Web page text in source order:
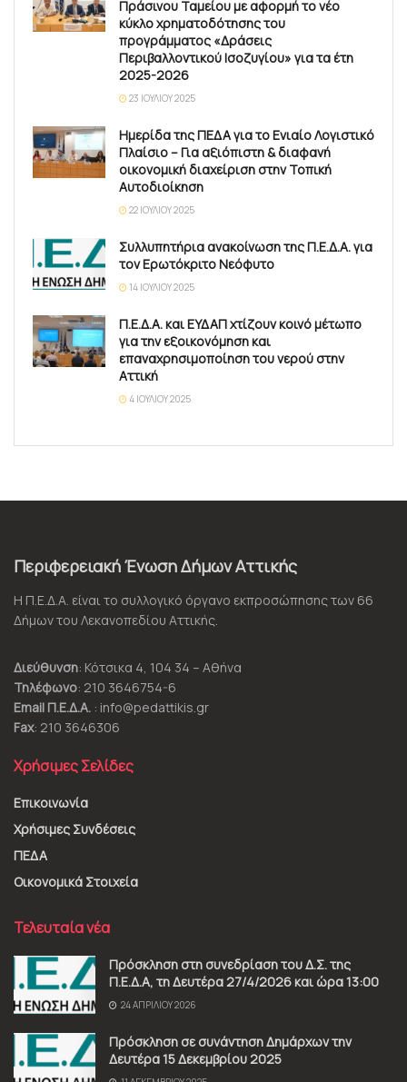
Πράσινου Ταμείου με αφορμή το νέο
κύκλο χρηματοδότησης του
προγράμματος «Δράσεις
Περιβαλλοντικού Ισοζυγίου» για τα έτη
2025-2026
23 ΙΟΥΛΊΟΥ 2025
Ημερίδα της ΠΕΔΑ για το Ενιαίο Λογιστικό
Πλαίσιο – Για αξιόπιστη & διαφανή
οικονομική διαχείριση στην Τοπική
Αυτοδιοίκηση
22 ΙΟΥΛΊΟΥ 2025
Συλλυπητήρια ανακοίνωση της Π.Ε.Δ.Α. για
τον Ερωτόκριτο Νεόφυτο
14 ΙΟΥΛΊΟΥ 2025
Π.Ε.Δ.Α. και ΕΥΔΑΠ χτίζουν κοινό μέτωπο
για την εξοικονόμηση και
επαναχρησιμοποίηση του νερού στην
Αττική
4 ΙΟΥΛΊΟΥ 2025
Περιφερειακή Ένωση Δήμων Αττικής
Η Π.Ε.Δ.Α. είναι το συλλογικό όργανο εκπροσώπησης των 66
Δήμων του Λεκανοπεδίου Αττικής.
Διεύθυνση: Κότσικα 4, 104 34 – Αθήνα
Τηλέφωνο: 210 3646754-6
Email Π.Ε.Δ.Α. : info@pedattikis.gr
Fax: 210 3646306
Χρήσιμες Σελίδες
Επικοινωνία
Χρήσιμες Συνδέσεις
ΠΕΔΑ
Οικονομικά Στοιχεία
Τελευταία νέα
Πρόσκληση στη συνεδρίαση του Δ.Σ. της
Π.Ε.Δ.Α, τη Δευτέρα 27/4/2026 και ώρα 13:00
24 ΑΠΡΙΛΊΟΥ 2026
Πρόσκληση σε συνάντηση Δημάρχων την
Δευτέρα 15 Δεκεμβρίου 2025